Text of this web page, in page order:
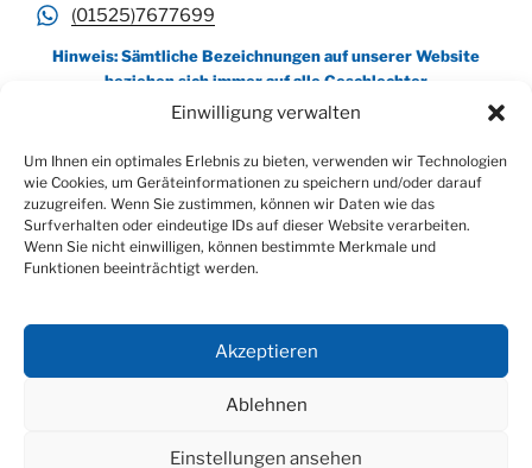
Einwilligung verwalten
Um Ihnen ein optimales Erlebnis zu bieten, verwenden wir Technologien
wie Cookies, um Geräteinformationen zu speichern und/oder darauf
zuzugreifen. Wenn Sie zustimmen, können wir Daten wie das
Surfverhalten oder eindeutige IDs auf dieser Website verarbeiten.
Wenn Sie nicht einwilligen, können bestimmte Merkmale und
Funktionen beeinträchtigt werden.
Akzeptieren
Ablehnen
Einstellungen ansehen
(01525)7677699
Hinweis: Sämtliche Bezeichnungen auf unserer Website
beziehen sich immer auf alle Geschlechter
Impressum / Datenschutz